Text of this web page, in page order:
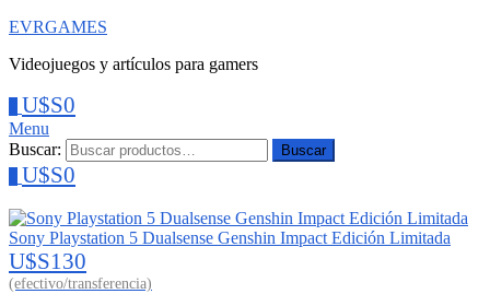
EVRGAMES
Videojuegos y artículos para gamers
U$S0
Menu
Buscar:
Buscar
U$S0
Sony Playstation 5 Dualsense Genshin Impact Edición Limitada
U$S130